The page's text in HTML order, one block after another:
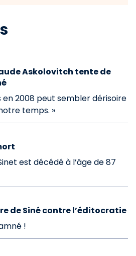
Askolovitch tente de
en 2008 peut sembler dérisoire
temps. »
est décédé à l’âge de 87
de Siné contre l’éditocratie
!